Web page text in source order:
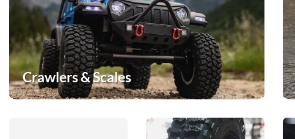
Crawlers & Scales